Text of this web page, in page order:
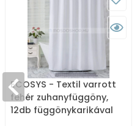
ECOSYS - Textil varrott
fehér zuhanyfüggöny,
12db függönykarikával